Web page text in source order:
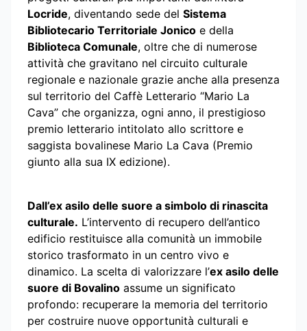
Locride, diventando sede del Sistema
Bibliotecario Territoriale Jonico e della
Biblioteca Comunale, oltre che di numerose
attività che gravitano nel circuito culturale
regionale e nazionale grazie anche alla presenza
sul territorio del Caffè Letterario “Mario La
Cava” che organizza, ogni anno, il prestigioso
premio letterario intitolato allo scrittore e
saggista bovalinese Mario La Cava (Premio
giunto alla sua IX edizione).
Dall’ex asilo delle suore a simbolo di rinascita
culturale. L’intervento di recupero dell’antico
edificio restituisce alla comunità un immobile
storico trasformato in un centro vivo e
dinamico. La scelta di valorizzare l’ex asilo delle
suore di Bovalino assume un significato
profondo: recuperare la memoria del territorio
per costruire nuove opportunità culturali e